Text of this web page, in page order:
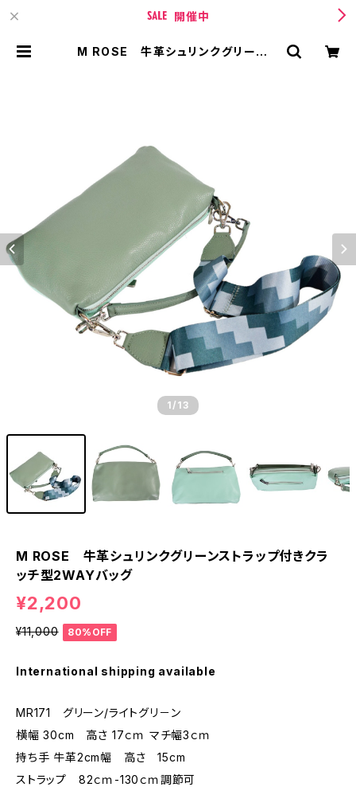
開催中
M ROSE 牛革シュリンクグリーンス
1 /13
M ROSE 牛革シュリンクグリーンストラップ付きクラ
ッチ型2WAYバッグ
¥2,200
¥11,000 80%OFF
International shipping available
MR171 グリーン/ライトグリ－ン
横幅 30cm 高さ 17ｃｍ マチ幅3ｃｍ
持ち手 牛革2cm幅 高さ 15cm
ストラップ 82ｃｍ-130ｃｍ調節可